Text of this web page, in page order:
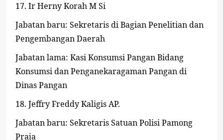
17. Ir Herny Korah M Si
Jabatan baru: Sekretaris di Bagian Penelitian dan
Pengembangan Daerah
Jabatan lama: Kasi Konsumsi Pangan Bidang
Konsumsi dan Penganekaragaman Pangan di
Dinas Pangan
18. Jeffry Freddy Kaligis AP.
Jabatan baru: Sekretaris Satuan Polisi Pamong
Praja